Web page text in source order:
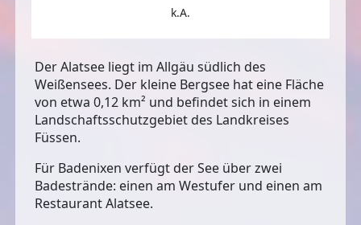
k.A.
Der Alatsee liegt im Allgäu südlich des
Weißensees. Der kleine Bergsee hat eine Fläche
von etwa 0,12 km² und befindet sich in einem
Landschaftsschutzgebiet des Landkreises
Füssen.
Für Badenixen verfügt der See überzwei
Badestrände: einen am Westufer und einen am
Restaurant Alatsee.